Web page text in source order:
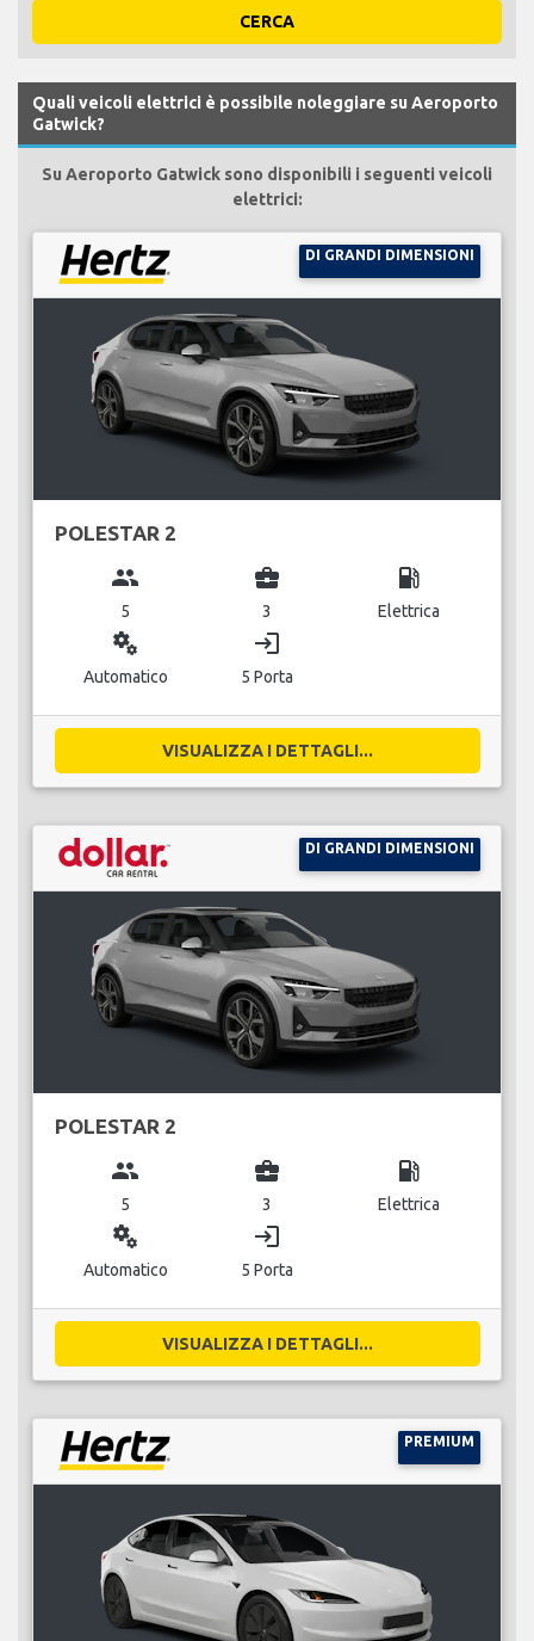
CERCA
Quali veicoli elettrici è possibile noleggiare su Aeroporto
Gatwick?
Su Aeroporto Gatwick sono disponibili i seguenti veicoli
elettrici:
DI GRANDI DIMENSIONI
POLESTAR 2
group
5
business_center
3
local_gas_station
Elettrica
miscellaneous_services
Automatico
login
5 Porta
VISUALIZZA I DETTAGLI...
DI GRANDI DIMENSIONI
POLESTAR 2
group
5
business_center
3
local_gas_station
Elettrica
miscellaneous_services
Automatico
login
5 Porta
VISUALIZZA I DETTAGLI...
PREMIUM